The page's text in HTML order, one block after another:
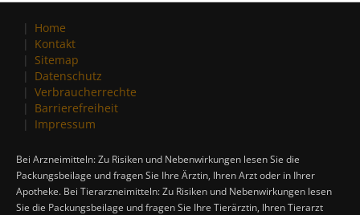
Home
Kontakt
Sitemap
Datenschutz
Verbraucherrechte
Barrierefreiheit
Impressum
Bei Arzneimitteln: Zu Risiken und Nebenwirkungen lesen Sie die
Packungsbeilage und fragen Sie Ihre Ärztin, Ihren Arzt oder in Ihrer
Apotheke. Bei Tierarzneimitteln: Zu Risiken und Nebenwirkungen lesen
Sie die Packungsbeilage und fragen Sie Ihre Tierärztin, Ihren Tierarzt